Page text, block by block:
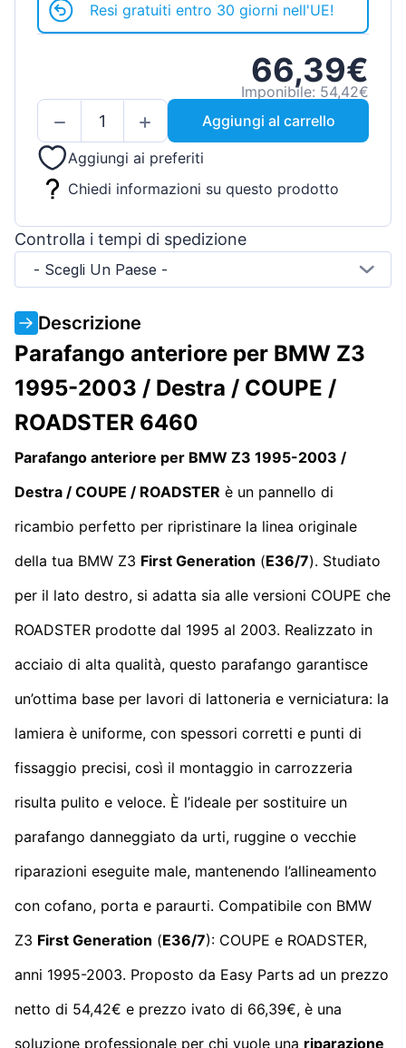
Resi gratuiti entro 30 giorni nell'UE!
66,39€
Imponibile: 54,42€
Aggiungi al carrello
Aggiungi ai preferiti
Chiedi informazioni su questo prodotto
Controlla i tempi di spedizione
- Scegli Un Paese -
Descrizione
Parafango anteriore per BMW Z3
1995-2003 / Destra / COUPE /
ROADSTER 6460
Parafango anteriore per BMW Z3 1995-2003 /
Destra / COUPE / ROADSTER è un pannello di
ricambio perfetto per ripristinare la linea originale
della tua BMW Z3 First Generation (E36/7). Studiato
per il lato destro, si adatta sia alle versioni COUPE che
ROADSTER prodotte dal 1995 al 2003. Realizzato in
acciaio di alta qualità, questo parafango garantisce
un’ottima base per lavori di lattoneria e verniciatura: la
lamiera è uniforme, con spessori corretti e punti di
fissaggio precisi, così il montaggio in carrozzeria
risulta pulito e veloce. È l’ideale per sostituire un
parafango danneggiato da urti, ruggine o vecchie
riparazioni eseguite male, mantenendo l’allineamento
con cofano, porta e paraurti. Compatibile con BMW
Z3 First Generation (E36/7): COUPE e ROADSTER,
anni 1995-2003. Proposto da Easy Parts ad un prezzo
netto di 54,42€ e prezzo ivato di 66,39€, è una
soluzione professionale per chi vuole una riparazione